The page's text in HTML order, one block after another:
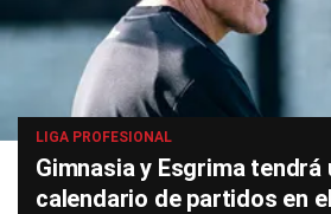
LIGA PROFESIONAL
Gimnasia y Esgrima tendrá
calendario de partidos en